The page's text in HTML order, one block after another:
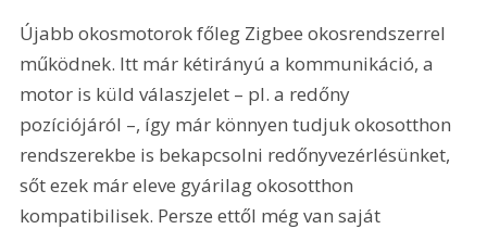
Újabb okosmotorok főleg Zigbee okosrendszerrel
működnek. Itt már kétirányú a kommunikáció, a
motor is küld válaszjelet – pl. a redőny
pozíciójáról –, így már könnyen tudjuk okosotthon
rendszerekbe is bekapcsolni redőnyvezérlésünket,
sőt ezek már eleve gyárilag okosotthon
kompatibilisek. Persze ettől még van saját